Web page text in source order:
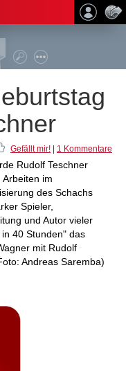
Gefällt mir! 1 Kommentare
Rudolf Teschner
im
des Schachs
Spieler,
und Autor vieler
40 Stunden" das
mit Rudolf
Andreas Saremba)